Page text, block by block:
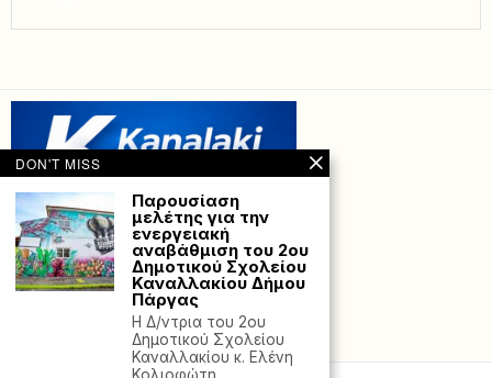
by Hostville”)
DON'T MISS
Παρουσίαση
μελέτης για την
ενεργειακή
αναβάθμιση του 2ου
Δημοτικού Σχολείου
Καναλλακίου Δήμου
Πάργας
Η Δ/ντρια του 2ου
Δημοτικού Σχολείου
Καναλλακίου κ. Ελένη